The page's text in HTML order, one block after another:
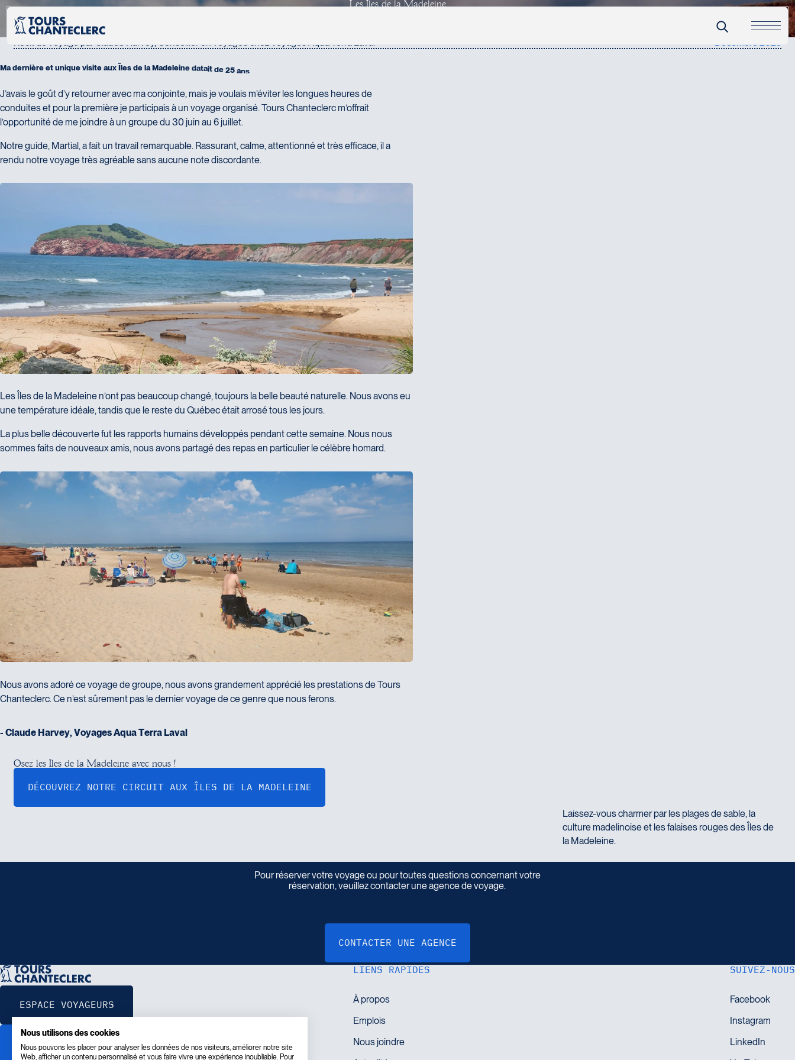
Les Îles de la Madeleine
Récits & actualités
Récit de voyage par Claude Harvey, Conseiller en voyages chez Voyages Aqua Terra Laval Décembre 2025
MadernièreetuniquevisiteauxÎlesdelaMadeleinedataitde25ans
J’avais le goût d’y retourner avec ma conjointe, mais je voulais m’éviter les longues heures de
conduites et pour la première je participais à un voyage organisé. Tours Chanteclerc m’offrait
l’opportunité de me joindre à un groupe du 30 juin au 6 juillet.
Notre guide, Martial, a fait un travail remarquable. Rassurant, calme, attentionné et très efficace, il a
rendu notre voyage très agréable sans aucune note discordante.
Les Îles de la Madeleine n’ont pas beaucoup changé, toujours la belle beauté naturelle. Nous avons eu
une température idéale, tandis que le reste du Québec était arrosé tous les jours.
La plus belle découverte fut les rapports humains développés pendant cette semaine. Nous nous
sommes faits de nouveaux amis, nous avons partagé des repas en particulier le célèbre homard.
Nous avons adoré ce voyage de groupe, nous avons grandement apprécié les prestations de Tours
Chanteclerc. Ce n’est sûrement pas le dernier voyage de ce genre que nous ferons.
- C aude H arvey, VoyagesAquaTerra Lava
Osez les Îles de la Madeleine avec nous !
Laissez-vous charmer par les plages de sable, la
culture madelinoise et les falaises rouges des Îles de
la Madeleine.
Réservez votre voyage
Pour réserver votre voyage ou pour toutes questions concernant votre
réservation, veuillez contacter une agence de voyage.
LIENS RAPIDES SUIVEZ-NOUS
Nous utilisons des cookies
Nous pouvons les placer pour analyser les données de nos visiteurs, améliorer notre site
Web, afficher un contenu personnalisé et vous faire vivre une expérience inoubliable. Pour